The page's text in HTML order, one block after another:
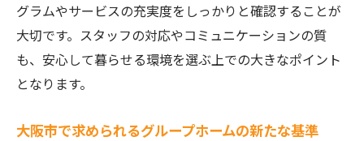
理想の空間を提供するワンルーム型ホーム
の特徴
大阪市での理想的なホーム選びのポイント
ワンルーム型ホームが提供する生活の質
理想を形にするためのグループホーム選び
グラムやサービスの充実度をしっかりと確認することが
大切です。スタッフの対応やコミュニケーションの質
も、安心して暮らせる環境を選ぶ上での大きなポイント
となります。
大阪市で求められるグループホームの新たな基準